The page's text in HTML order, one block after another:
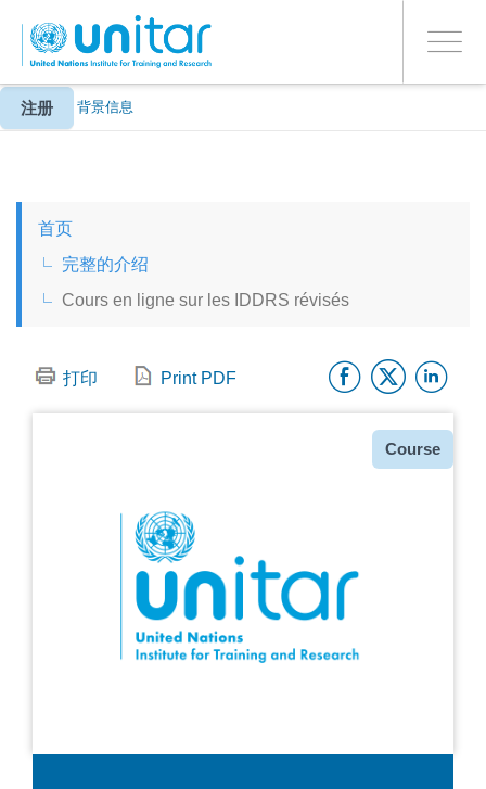
主
内
Toggle
关于 背景信息
注册
PROCEED WITH CHECKOUT
是
登录到您的帐户
CHINESE, SIMPLIFIED
FRANÇAIS
首页
完整的介绍
Cours en ligne sur les IDDRS révisés
打印 Print PDF
种
类
Course